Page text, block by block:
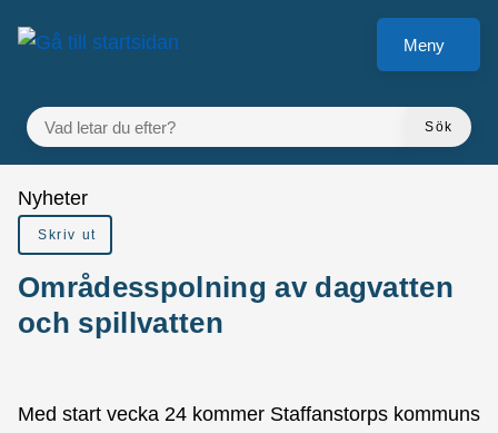
Gå till innehåll
Meny
VAD LETAR DU EFTER?
Sök
Du är här:
Nyheter
Skriv ut
Områdesspolning av dagvatten
och spillvatten
Med start vecka 24 kommer Staffanstorps kommuns